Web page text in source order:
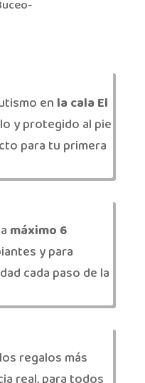
en la cala El
y protegido al pie
para tu primera
máximo 6
y para
cada paso de la
regalos más